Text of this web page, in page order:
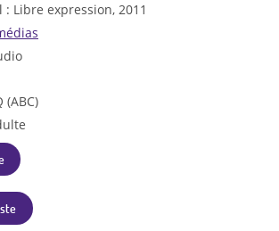
: Libre expression, 2011
(ABC)